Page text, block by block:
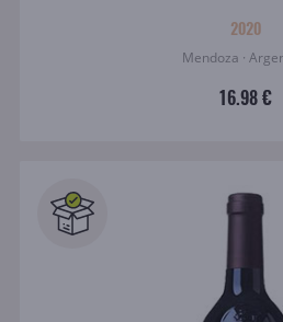
2020
Mendoza ·
16.98 €